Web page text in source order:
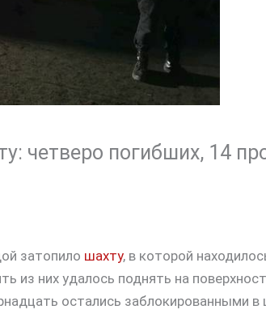
четверо погибших, 14
затопило шахту, в которой
из них удалось поднять на
остались заблокированными